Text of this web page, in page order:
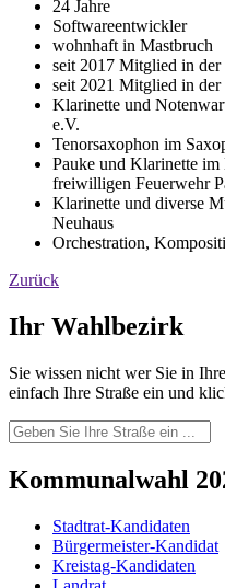
24 Jahre
Softwareentwickler
wohnhaft in Mastbruch
seit 2017 Mitglied in der
seit 2021 Mitglied in
Klarinette und
e.V.
Tenorsaxophon im
Pauke und Klarinette
freiwilligen Feuerwehr
Klarinette und diverse
Neuhaus
Orchestration,
Zurück
Ihr Wahlbezirk
Sie wissen nicht wer Sie in
einfach Ihre Straße ein und
Kommunalwahl
Stadtrat-Kandidaten
Bürgermeister-Kandidat
Kreistag-Kandidaten